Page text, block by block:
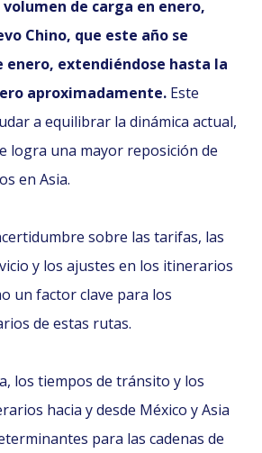
de carga en enero,
Chino, que este año se
enero, extendiéndose hasta la
aproximadamente. Este
a equilibrar la dinámica actual,
logra una mayor reposición de
en Asia.
sobre las tarifas, las
y los ajustes en los itinerarios
un factor clave para los
de estas rutas.
los tiempos de tránsito y los
hacia y desde México y Asia
para las cadenas de